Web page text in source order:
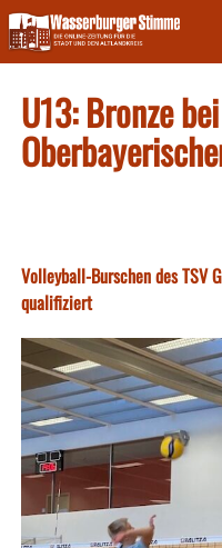
Skip
to
content
U13: Bronze
Volleyball-Burschen des TSV
qualifiziert